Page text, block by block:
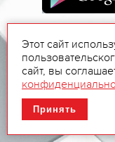
Этот сайт
сайт, вы
Принять